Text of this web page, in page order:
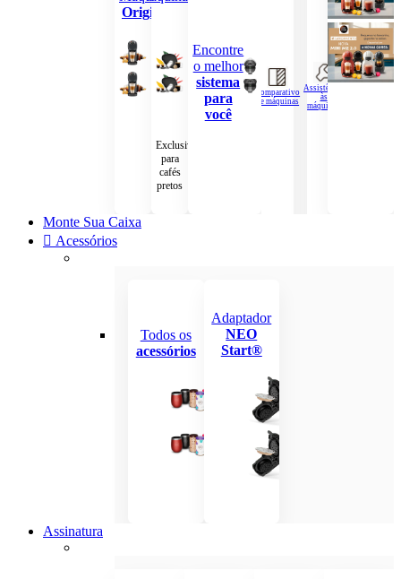
Original
Exclusiva
para
cafés
pretos
Encontre
o melhor
sistema
para
você
Comparativo
de máquinas
Assistência
às
máquinas
Monte Sua Caixa
Acessórios
Todos os
acessórios
Adaptador
NEO
Start®
Assinatura